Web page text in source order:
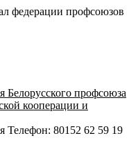
федерации профсоюзов
Белорусского профсоюза
кооперации и
Телефон: 80152 62 59 19